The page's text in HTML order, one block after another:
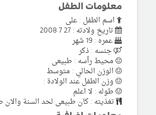
معلومات الطفل
اسم الطفل : على
تاريخ ولادته : 27 7 2008
عمره : 19 شهر
جنسه : ذكر
محيط رأسه : طبيعى
الوزن الحالي : متوسط
وزن الطفل عند الولادة :
طوله : لا اعلم
تغذيته : كان طبيعى لحد السنة